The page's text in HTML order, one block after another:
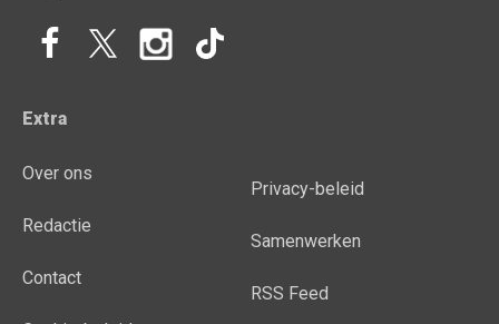
Extra
Over ons
Redactie
Contact
Privacy-beleid
Samenwerken
RSS Feed